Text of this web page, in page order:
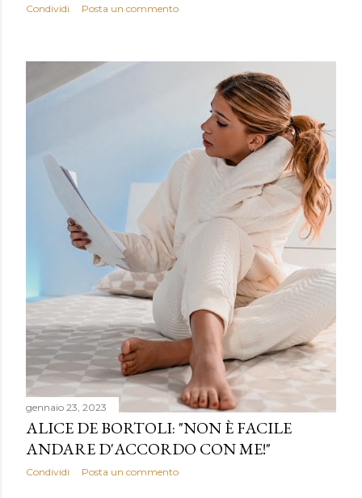
Condividi Posta un commento
gennaio 23, 2023
ALICE DE BORTOLI: "NON È FACILE
ANDARE D'ACCORDO CON ME!"
Condividi Posta un commento